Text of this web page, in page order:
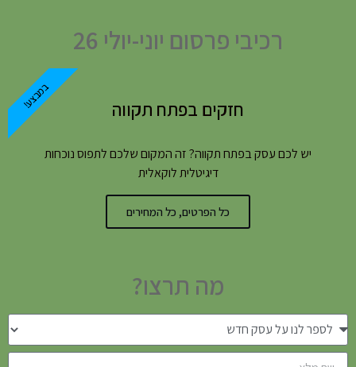
רכיבי פרסום יוני-יולי 26
חזקים בפתח תקווה
יש לכם עסק בפתח תקווה? זה המקום שלכם לתפוס נוכחות
דיגיטלית לוקאלית
כל הפרטים, כל המחירים
במבצע!
מה תרצו?